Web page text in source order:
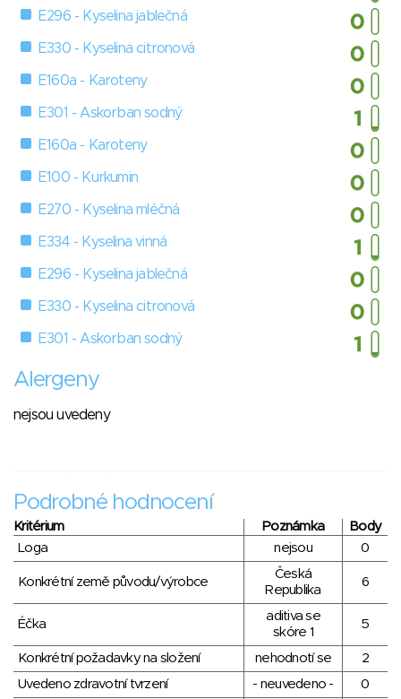
E296 - Kyselina jablečná
E330 - Kyselina citronová
E160a - Karoteny
E301 - Askorban sodný
E160a - Karoteny
E100 - Kurkumin
E270 - Kyselina mléčná
E334 - Kyselina vinná
E296 - Kyselina jablečná
E330 - Kyselina citronová
E301 - Askorban sodný
Alergeny
nejsou uvedeny
Podrobné hodnocení
Kritérium Poznámka
Body
Loga
nejsou 0
Konkrétní země původu/výrobce
Česká
Republika
6
Éčka
aditiva se
skóre 1
5
Konkrétní požadavky na složení nehodnotí se
2
Uvedeno zdravotní tvrzení
- neuvedeno -
0